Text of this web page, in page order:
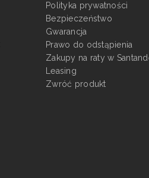
Polityka prywatności
Bezpieczeństwo
Gwarancja
Prawo do odstąpienia
Zakupy na raty w
Leasing
Zwróć produkt